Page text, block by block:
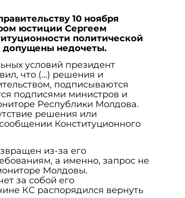
10 ноября
юстиции Сергеем
политической
допущены недочеты.
условий президент
что (…) решения и
подписываются
подписями министров и
Республики Молдова.
решения или
Конституционного
из-за его
а именно, запрос не
Молдовы.
за собой его
КС распорядился вернуть